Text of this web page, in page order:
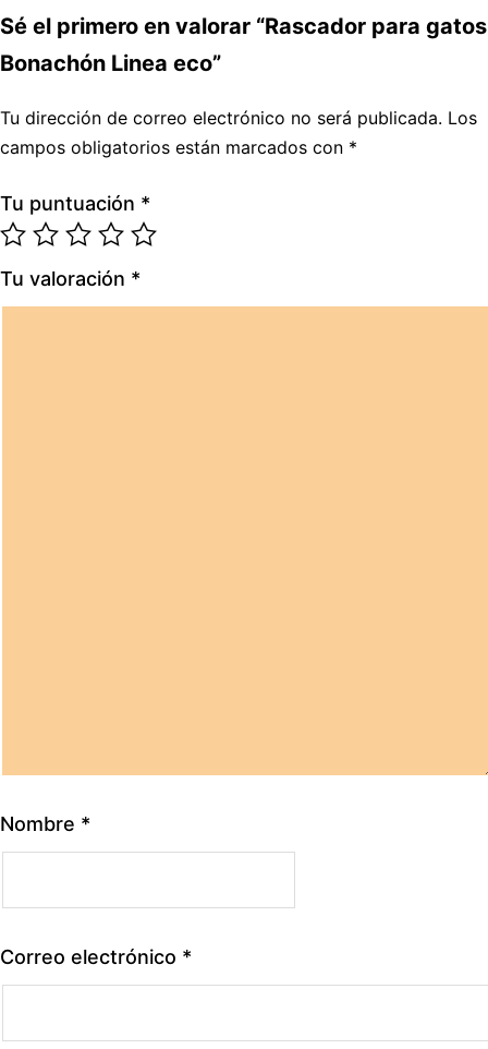
Sé el primero en valorar “Rascador para gatos
Bonachón Linea eco”
Tu dirección de correo electrónico no será publicada. Los
campos obligatorios están marcados con *
Tu puntuación *
Tu valoración *
Nombre *
Correo electrónico *